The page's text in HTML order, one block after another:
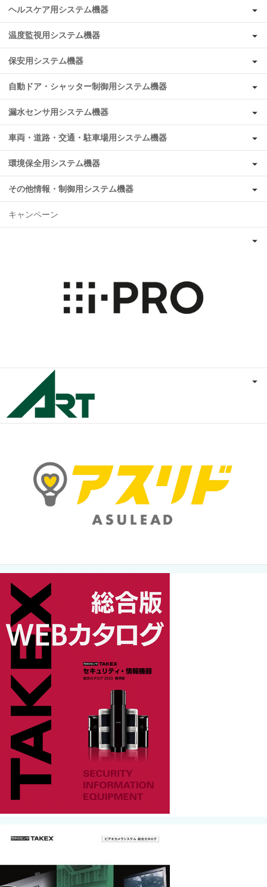
ヘルスケア用システム機器
温度監視用システム機器
保安用システム機器
自動ドア・シャッター制御用システム機器
漏水センサ用システム機器
車両・道路・交通・駐車場用システム機器
環境保全用システム機器
その他情報・制御用システム機器
キャンペーン